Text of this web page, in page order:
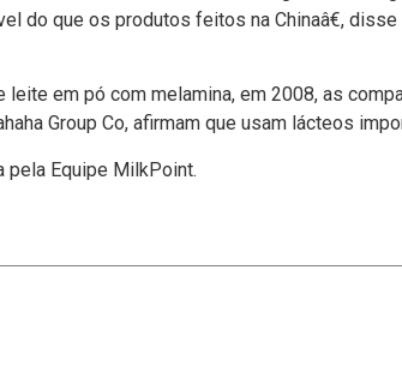
do que os produtos feitos na Chinaâ€,
em pó com melamina, em 2008, as
Group Co, afirmam que usam lácteos
pela Equipe MilkPoint.